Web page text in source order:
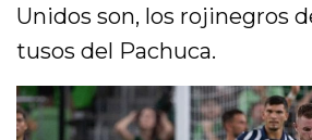
Unidos son, los rojinegros
tusos del Pachuca.